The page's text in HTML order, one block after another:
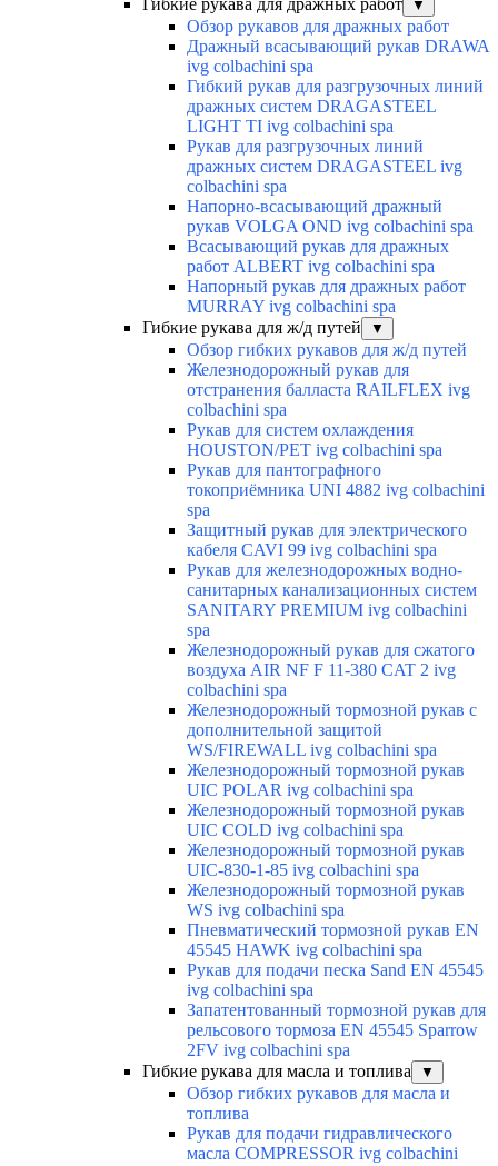
▼
Обзор рукавов для дражных работ
Дражный всасывающий рукав DRAWA
ivg colbachini spa
Гибкий рукав для разгрузочных линий
дражных систем DRAGASTEEL
LIGHT TI ivg colbachini spa
Рукав для разгрузочных линий
дражных систем DRAGASTEEL ivg
colbachini spa
Напорно-всасывающий дражный
рукав VOLGA OND ivg colbachini spa
Всасывающий рукав для дражных
работ ALBERT ivg colbachini spa
Напорный рукав для дражных работ
MURRAY ivg colbachini spa
Гибкие рукава для ж/д путей
▼
Обзор гибких рукавов для ж/д путей
Железнодорожный рукав для
отстранения балласта RAILFLEX ivg
colbachini spa
Рукав для систем охлаждения
HOUSTON/PET ivg colbachini spa
Рукав для пантографного
токоприёмника UNI 4882 ivg colbachini
spa
Защитный рукав для электрического
кабеля CAVI 99 ivg colbachini spa
Рукав для железнодорожных водно-
санитарных канализационных систем
SANITARY PREMIUM ivg colbachini
spa
Железнодорожный рукав для сжатого
воздуха AIR NF F 11-380 CAT 2 ivg
colbachini spa
Железнодорожный тормозной рукав с
дополнительной защитой
WS/FIREWALL ivg colbachini spa
Железнодорожный тормозной рукав
UIC POLAR ivg colbachini spa
Железнодорожный тормозной рукав
UIC COLD ivg colbachini spa
Железнодорожный тормозной рукав
UIC-830-1-85 ivg colbachini spa
Железнодорожный тормозной рукав
WS ivg colbachini spa
Пневматический тормозной рукав EN
45545 HAWK ivg colbachini spa
Рукав для подачи песка Sand EN 45545
ivg colbachini spa
Запатентованный тормозной рукав для
рельсового тормоза EN 45545 Sparrow
2FV ivg colbachini spa
Гибкие рукава для масла и топлива
▼
Обзор гибких рукавов для масла и
топлива
Рукав для подачи гидравлического
масла COMPRESSOR ivg colbachini